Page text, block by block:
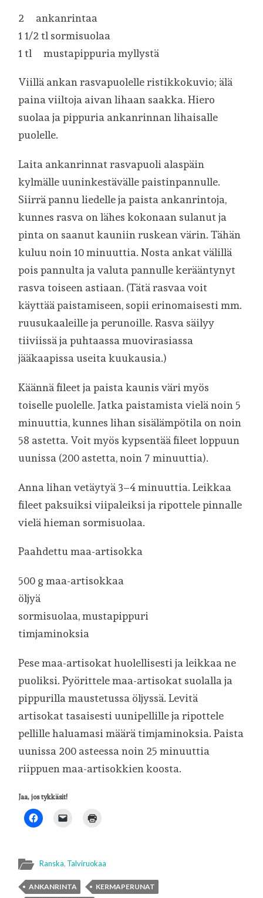
2 ankanrintaa
1 1/2 tl sormisuolaa
1 tl mustapippuria myllystä
Viillä ankan rasvapuolelle ristikkokuvio; älä
paina viiltoja aivan lihaan saakka. Hiero
suolaa ja pippuria ankanrinnan lihaisalle
puolelle.
Laita ankanrinnat rasvapuoli alaspäin
kylmälle uuninkestävälle paistinpannulle.
Siirrä pannu liedelle ja paista ankanrintoja,
kunnes rasva on lähes kokonaan sulanut ja
pinta on saanut kauniin ruskean värin. Tähän
kuluu noin 10 minuuttia. Nosta ankat välillä
pois pannulta ja valuta pannulle kerääntynyt
rasva toiseen astiaan. (Tätä rasvaa voit
käyttää paistamiseen, sopii erinomaisesti mm.
ruusukaaleille ja perunoille. Rasva säilyy
tiiviissä ja puhtaassa muovirasiassa
jääkaapissa useita kuukausia.)
Käännä fileet ja paista kaunis väri myös
toiselle puolelle. Jatka paistamista vielä noin 5
minuuttia, kunnes lihan sisälämpötila on noin
58 astetta. Voit myös kypsentää fileet loppuun
uunissa (200 astetta, noin 7 minuuttia).
Anna lihan vetäytyä 3–4 minuuttia. Leikkaa
fileet paksuiksi viipaleiksi ja ripottele pinnalle
vielä hieman sormisuolaa.
Paahdettu maa-artisokka
500 g maa-artisokkaa
öljyä
sormisuolaa, mustapippuri
timjaminoksia
Pese maa-artisokat huolellisesti ja leikkaa ne
puoliksi. Pyörittele maa-artisokat suolalla ja
pippurilla maustetussa öljyssä. Levitä
artisokat tasaisesti uunipellille ja ripottele
pellille haluamasi määrä timjaminoksia. Paista
uunissa 200 asteessa noin 25 minuuttia
riippuen maa-artisokkien koosta.
Jaa, jos tykkäsit!
Ranska, Talviruokaa
ANKANRINTA
KERMAPERUNAT